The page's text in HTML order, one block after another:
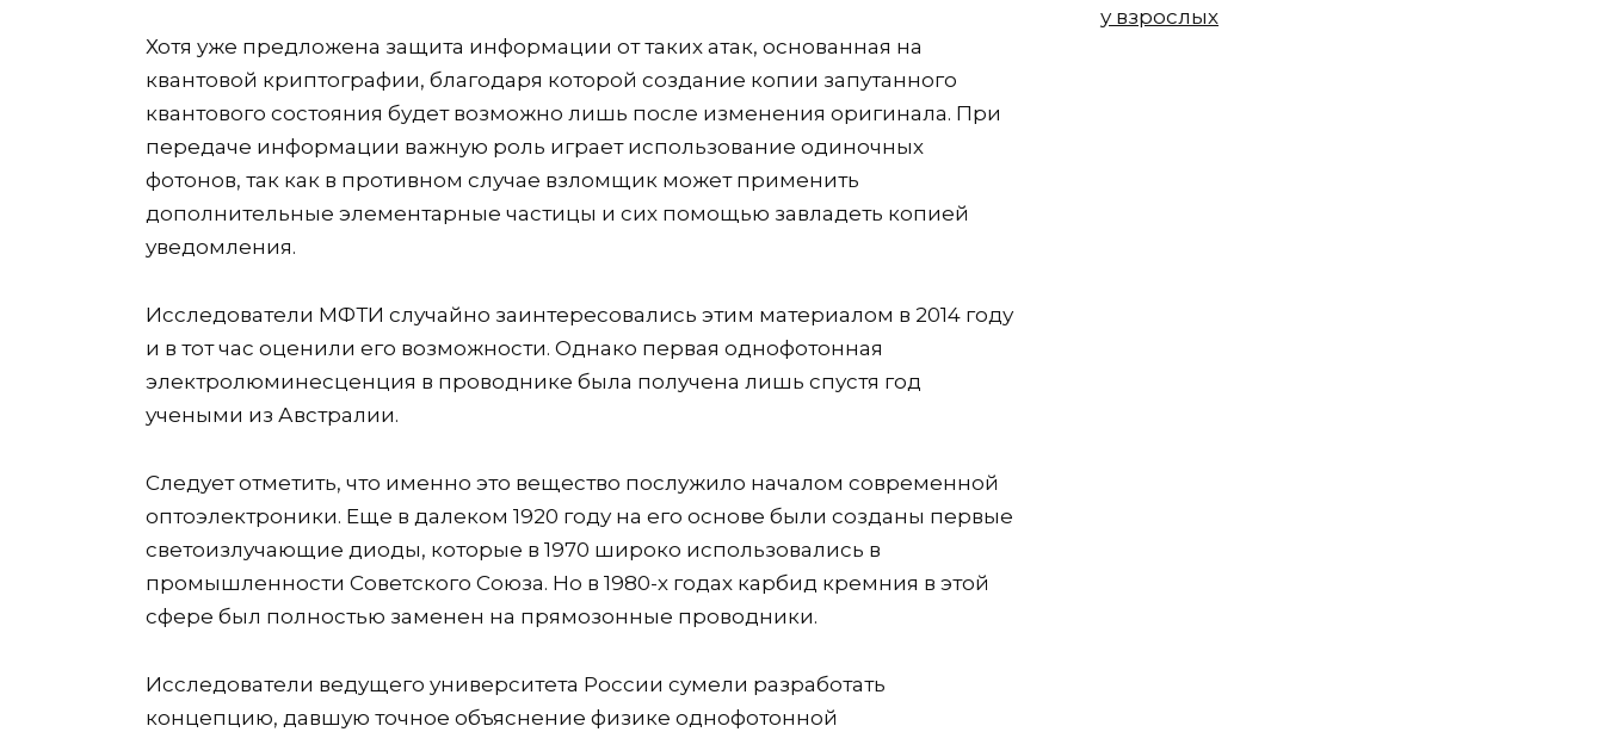
Хотя уже предложена защита информации от таких атак, основанная на
квантовой криптографии, благодаря которой создание копии запутанного
квантового состояния будет возможно лишь после изменения оригинала. При
передаче информации важную роль играет использование одиночных
фотонов, так как в противном случае взломщик может применить
дополнительные элементарные частицы и сих помощью завладеть копией
уведомления.
Исследователи МФТИ случайно заинтересовались этим материалом в 2014 году
и в тот час оценили его возможности. Однако первая однофотонная
электролюминесценция в проводнике была получена лишь спустя год
учеными из Австралии.
Следует отметить, что именно это вещество послужило началом современной
оптоэлектроники. Еще в далеком 1920 году на его основе были созданы первые
светоизлучающие диоды, которые в 1970 широко использовались в
промышленности Советского Союза. Но в 1980-х годах карбид кремния в этой
сфере был полностью заменен на прямозонные проводники.
Исследователи ведущего университета России сумели разработать
концепцию, давшую точное объяснение физике однофотонной
у взрослых